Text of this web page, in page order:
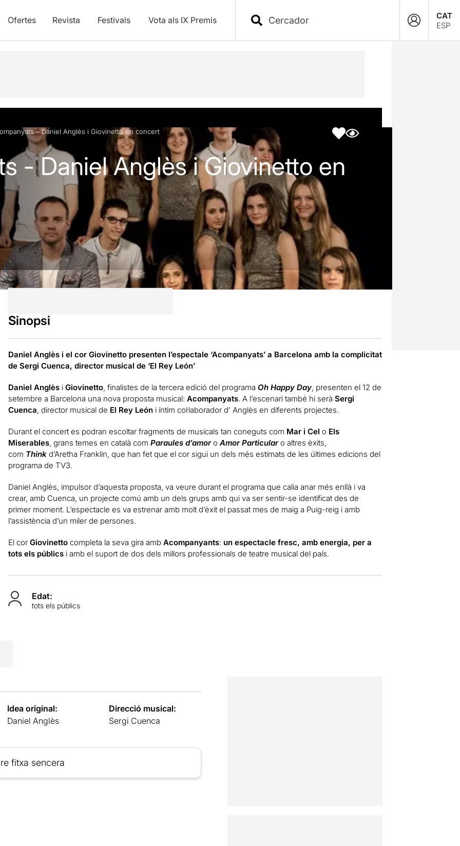
Ofertes Revista Festivals Vota als IX Premis
CAT
ESP
– Daniel Anglès i Giovinetto en concert
- Daniel Anglès i Giovinetto en
Sinopsi
Daniel Anglès i el cor Giovinetto presenten l’espectale ‘Acompanyats’ a Barcelona amb la complicitat
de Sergi Cuenca, director musical de ‘El Rey León’
Daniel Anglèsi Giovinetto, finalistes de la tercera edició del programa Oh Happy Day, presenten el 12 de
setembre a Barcelona una nova proposta musical: Acompanyats. A l’escenari també hi serà Sergi
Cuenca , director musical de El Rey Leóni íntim col·laborador d’ Anglès en diferents projectes.
Durant el concert es podran escoltar fragments de musicals tan coneguts com Mar i Cel o Els
Miserables, grans temes en català com Paraules d’amoro Amor Particularo altres èxits,
com Think d’Aretha Franklin, que han fet que el cor sigui un dels més estimats de les últimes edicions del
programa de TV3.
Daniel Anglès, impulsor d’aquesta proposta, va veure durant el programa que calia anar més enllà i va
crear, amb Cuenca, un projecte comú amb un dels grups amb qui va ser sentir-se identificat des de
primer moment. L’espectacle es va estrenar amb molt d’èxit el passat mes de maig a Puig-reig i amb
l’assistència d’un miler de persones.
El cor Giovinettocompleta la seva gira amb Acompanyants: un espectacle fresc, amb energia, per a
tots els públicsi amb el suport de dos dels millors professionals de teatre musical del país.
Edat:
tots els públics
Idea original:
Daniel Anglès
Direcció musical:
Sergi Cuenca
fitxa sencera